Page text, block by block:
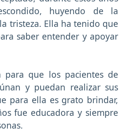
huyendo de la
tristeza. Ella ha tenido que
saber entender y apoyar
para que los pacientes de
y puedan realizar sus
para ella es grato brindar,
fue educadora y siempre